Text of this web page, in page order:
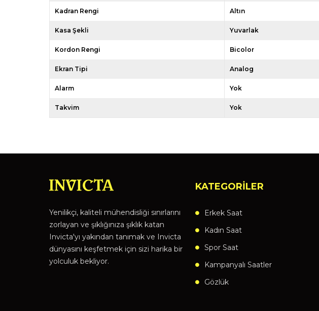
Kadran Rengi Altın
Kasa Şekli Yuvarlak
Kordon Rengi Bicolor
Ekran Tipi Analog
Alarm Yok
Takvim Yok
Yenilikçi, kaliteli mühendisliği sınırlarını
zorlayan ve şıklığınıza şıklık katan
Invicta'yı yakından tanımak ve Invicta
dünyasını keşfetmek için sizi harika bir
yolculuk bekliyor.
KATEGORİLER
Erkek Saat
Kadın Saat
Spor Saat
Kampanyalı Saatler
Gözlük